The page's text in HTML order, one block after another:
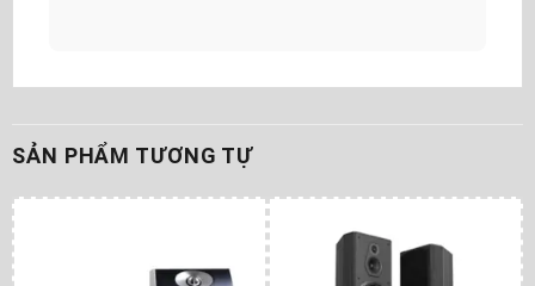
SẢN PHẨM TƯƠNG TỰ